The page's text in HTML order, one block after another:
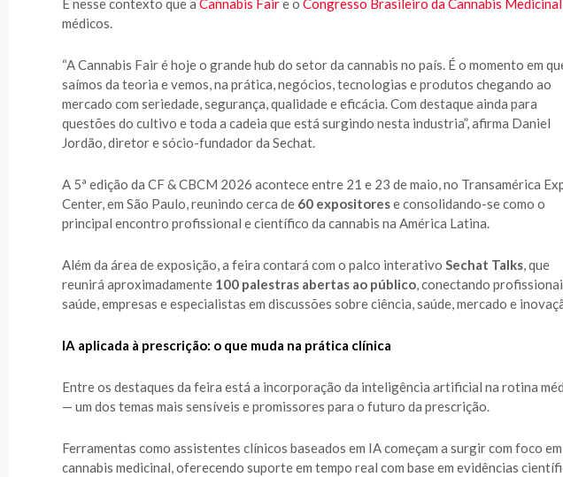
É nesse contexto que a Cannabis Faire o Congresso Brasileiro da Cannabis Medicinal
médicos.
“A Cannabis Fair é hoje o grande hub do setor da cannabis no país. É o momento em
saímos da teoria e vemos, na prática, negócios, tecnologias e produtos chegando ao
mercado com seriedade, segurança, qualidade e eficácia. Com destaque ainda para
questões do cultivo e toda a cadeia que está surgindo nesta industria”, afirma Daniel
Jordão, diretor e sócio-fundador da Sechat.
A 5ª edição da CF & CBCM 2026 acontece entre 21 e 23 de maio, no Transamérica
Center, em São Paulo, reunindo cerca de 60 expositorese consolidando-se como o
principal encontro profissional e científico da cannabis na América Latina.
Além da área de exposição, a feira contará com o palco interativo Sechat Talks, que
reunirá aproximadamente 100 palestras abertas ao público, conectando
saúde, empresas e especialistas em discussões sobre ciência, saúde, mercado e
IA aplicada à prescrição: o que muda na prática clínica
Entre os destaques da feira está a incorporação da inteligência artificial na rotina
— um dos temas mais sensíveis e promissores para o futuro da prescrição.
Ferramentas como assistentes clínicos baseados em IA começam a surgir com foco em
cannabis medicinal, oferecendo suporte em tempo real com base em evidências